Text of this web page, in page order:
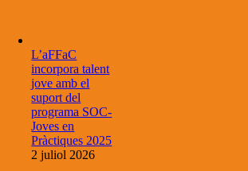
L’aFFaC
incorpora talent
jove amb el
suport del
programa SOC-
Joves en
Pràctiques 2025
2 juliol 2026